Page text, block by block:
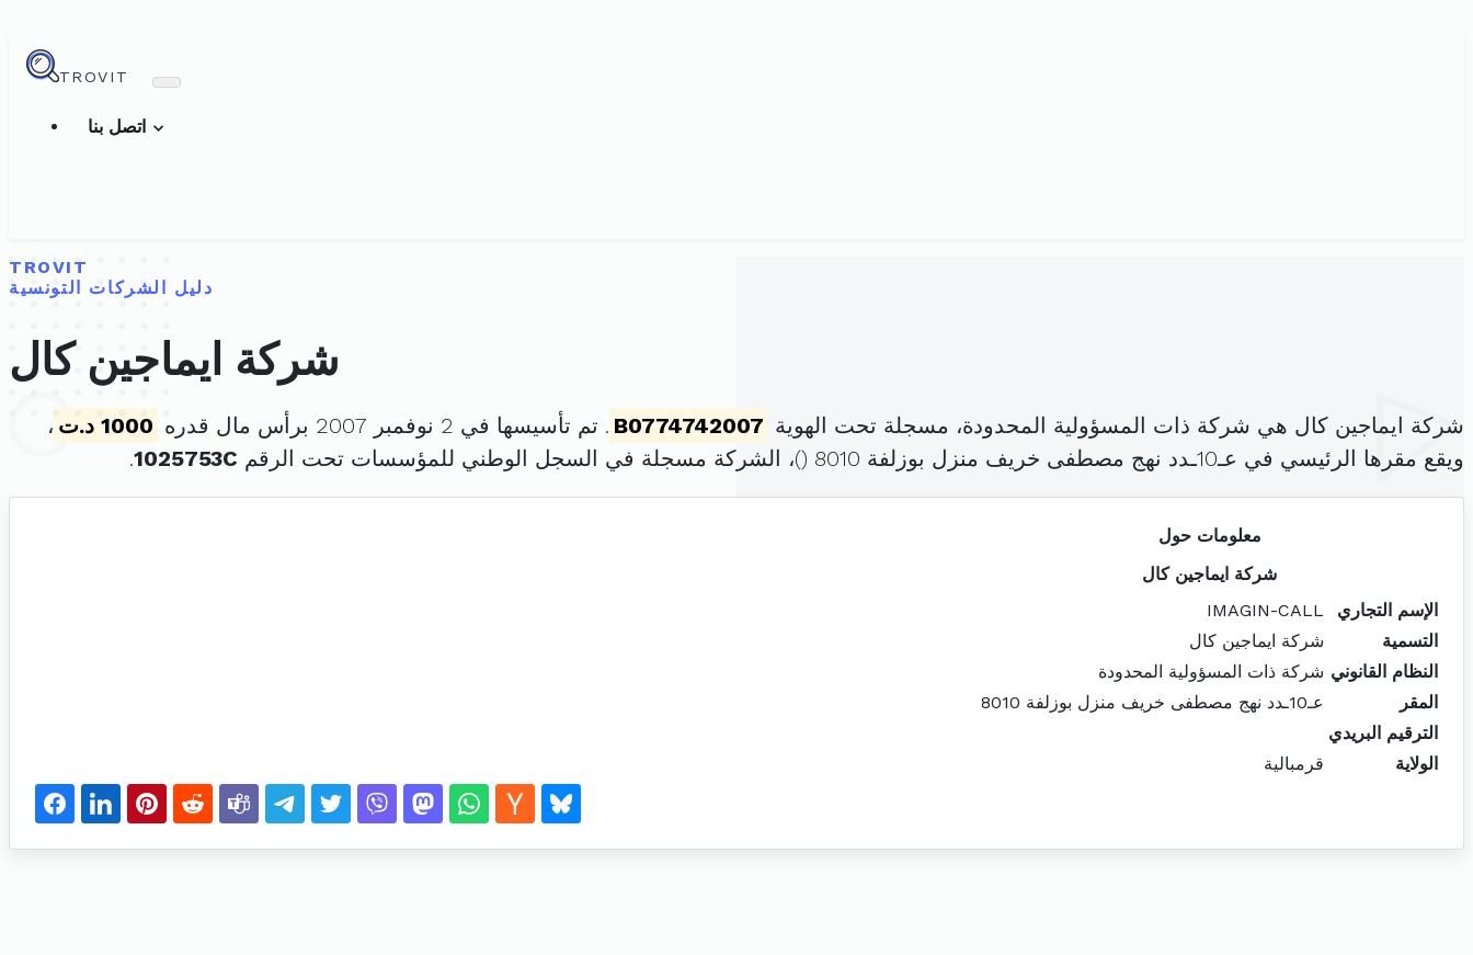
TROVIT
TROVIT
دليل الشركات التونسية
شركة ايماجين كال
شركة ايماجين كال هي شركة ذات المسؤولية المحدودة، مسجلة تحت الهوية B0774742007 . تم تأسيسها في 2 نوفمبر 2007 برأس مال قدره 1000 د.ت
،
ويقع مقرها الرئيسي في عـ10ـدد نهج مصطفى خريف منزل بوزلفة 8010 (
)، الشركة مسجلة في السجل الوطني للمؤسسات تحت الرقم 1025753C
.
معلومات حول
شركة ايماجين كال
الإسم التجاري
IMAGIN-CALL
التسمية
شركة ايماجين كال
النظام القانوني شركة ذات المسؤولية المحدودة
المقر
عـ10ـدد نهج مصطفى خريف منزل بوزلفة 8010
الترقيم البريدي
الولاية
قرمبالية